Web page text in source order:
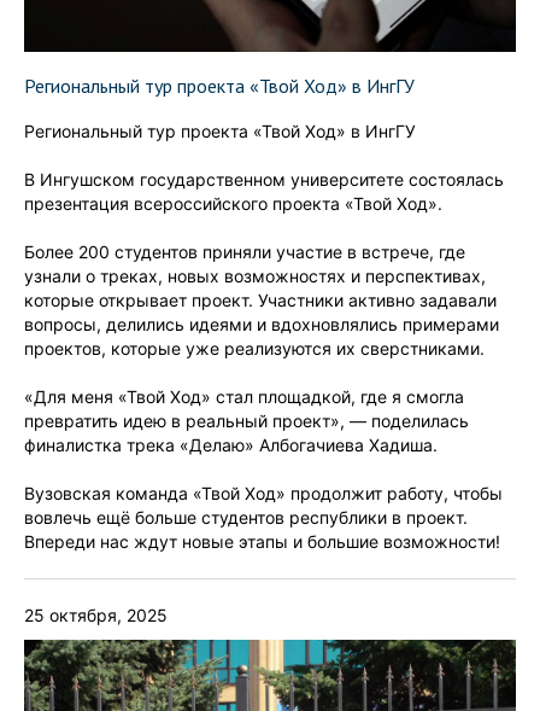
Региональный тур проекта «Твой Ход» в ИнгГУ
Региональный тур проекта «Твой Ход» в ИнгГУ
В Ингушском государственном университете состоялась
презентация всероссийского проекта «Твой Ход».
Более 200 студентов приняли участие в встрече, где
узнали о треках, новых возможностях и перспективах,
которые открывает проект. Участники активно задавали
вопросы, делились идеями и вдохновлялись примерами
проектов, которые уже реализуются их сверстниками.
«Для меня «Твой Ход» стал площадкой, где я смогла
превратить идею в реальный проект», — поделилась
финалистка трека «Делаю» Албогачиева Хадиша.
Вузовская команда «Твой Ход» продолжит работу, чтобы
вовлечь ещё больше студентов республики в проект.
Впереди нас ждут новые этапы и большие возможности!
25 октября, 2025